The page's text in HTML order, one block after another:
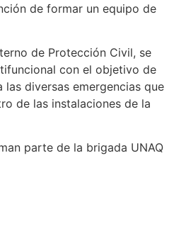
de formar un equipo de
de Protección Civil, se
con el objetivo de
diversas emergencias que
de las instalaciones de la
parte de la brigada UNAQ